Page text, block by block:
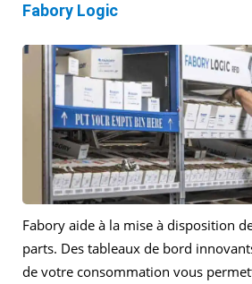
Fabory Logic
Fabory aide à la mise à disposition
parts. Des tableaux de bord
de votre consommation vous